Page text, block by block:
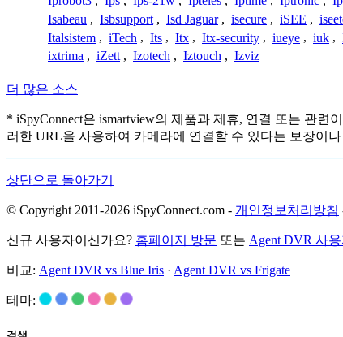
Isabeau , Isbsupport , Isd Jaguar , isecure , iSEE ,
Italsistem , iTech , Its , Itx , Itx-security , iueye , iuk ,
ixtrima , iZett , Izotech , Iztouch , Izviz
더 많은 소스
* iSpyConnect은 ismartview의 제품과 제휴, 연결 또는 관
러한 URL을 사용하여 카메라에 연결할 수 있다는 보장이
상단으로 돌아가기
© Copyright 2011-2026 iSpyConnect.com - 개인정보처리방침
신규 사용자이신가요? 홈페이지 방문 또는 Agent DVR 사
비교: Agent DVR vs Blue Iris · Agent DVR vs Frigate
테마: